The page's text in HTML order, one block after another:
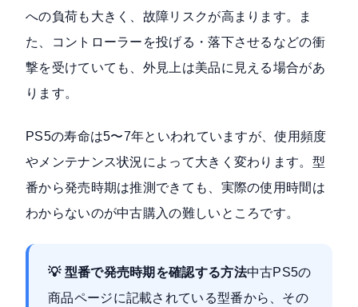
への負荷も大きく、故障リスクが高まります。ま
た、コントローラーを投げる・落下させるなどの衝
撃を受けていても、外見上は美品に見える場合があ
ります。
PS5の寿命は5〜7年といわれていますが、使用頻度
やメンテナンス状況によって大きく変わります。型
番から発売時期は推測できても、実際の使用時間は
わからないのが中古購入の難しいところです。
💡 型番で発売時期を確認する方法中古PS5の
商品ページに記載されている型番から、その